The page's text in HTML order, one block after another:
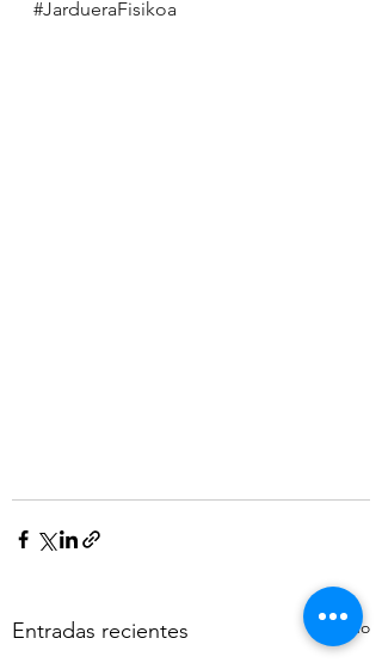
#JardueraFisikoa
Entradas recientes Ver todo